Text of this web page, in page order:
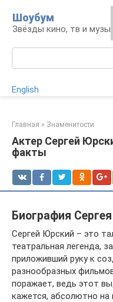
контенту
Шоубум
Звёзды кино, тв и
English
Главная » Знаменитости
Актер Сергей
факты
Биография
Сергей Юрский – это
театральная легенда,
приложивший руку к
разнообразных
поражает, ведь этот
кажется, абсолютно на